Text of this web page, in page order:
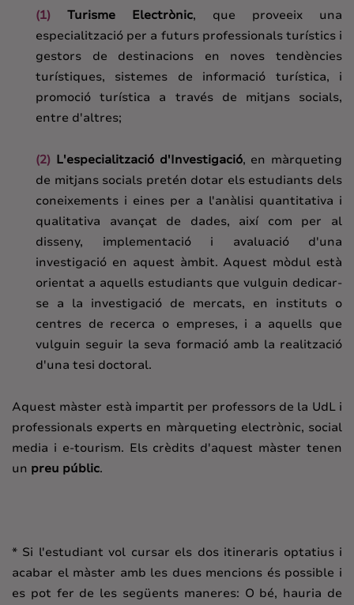
(1) Turisme Electrònic, que proveeix una
especialització per a futurs professionals turístics i
gestors de destinacions en noves tendències
turístiques, sistemes de informació turística, i
promoció turística a través de mitjans socials,
entre d'altres;
(2) L'especialització d'Investigació, en màrqueting
de mitjans socials pretén dotar els estudiants dels
coneixements i eines per a l'anàlisi quantitativa i
qualitativa avançat de dades, així com per al
disseny, implementació i avaluació d'una
investigació en aquest àmbit. Aquest mòdul està
orientat a aquells estudiants que vulguin dedicar-
se a la investigació de mercats, en instituts o
centres de recerca o empreses, i a aquells que
vulguin seguir la seva formació amb la realització
d'una tesi doctoral.
Aquest màster està impartit per professors de la UdL i
professionals experts en màrqueting electrònic, social
media i e-tourism. Els crèdits d'aquest màster tenen
un preu públic.
* Si l'estudiant vol cursar els dos itineraris optatius i
acabar el màster amb les dues mencions és possible i
es pot fer de les següents maneres: O bé, hauria de